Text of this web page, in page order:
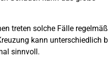
treten solche Fälle
kann unterschiedlich
sinnvoll.